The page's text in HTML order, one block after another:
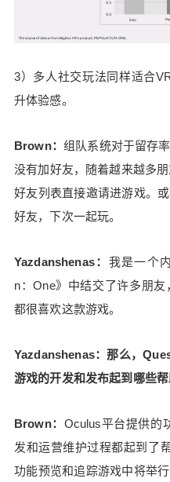
3）多人社交玩法同样适合
升体验感。
Brown： 组队系统对于留存
没有加好友，随着越来越多
好友列表直接邀请进游戏。
好友，下次一起玩。
Yazdanshenas： 我是一个
n：One》中结交了许多朋
都很喜欢这款游戏。
Yazdanshenas：那么，
游戏的开发和发布起到哪些帮
Brown： Oculus平台提供的
发和运营维护过程都起到了
功能预览和追踪游戏中将举